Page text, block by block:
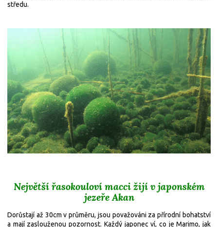
středu.
Největší řasokouloví macci žijí v japonském
jezeře Akan
Dorůstají až 30cm v průměru, jsou považováni za přírodní bohatství
a mají zaslouženou pozornost. Každý japonec ví, co je Marimo, jak